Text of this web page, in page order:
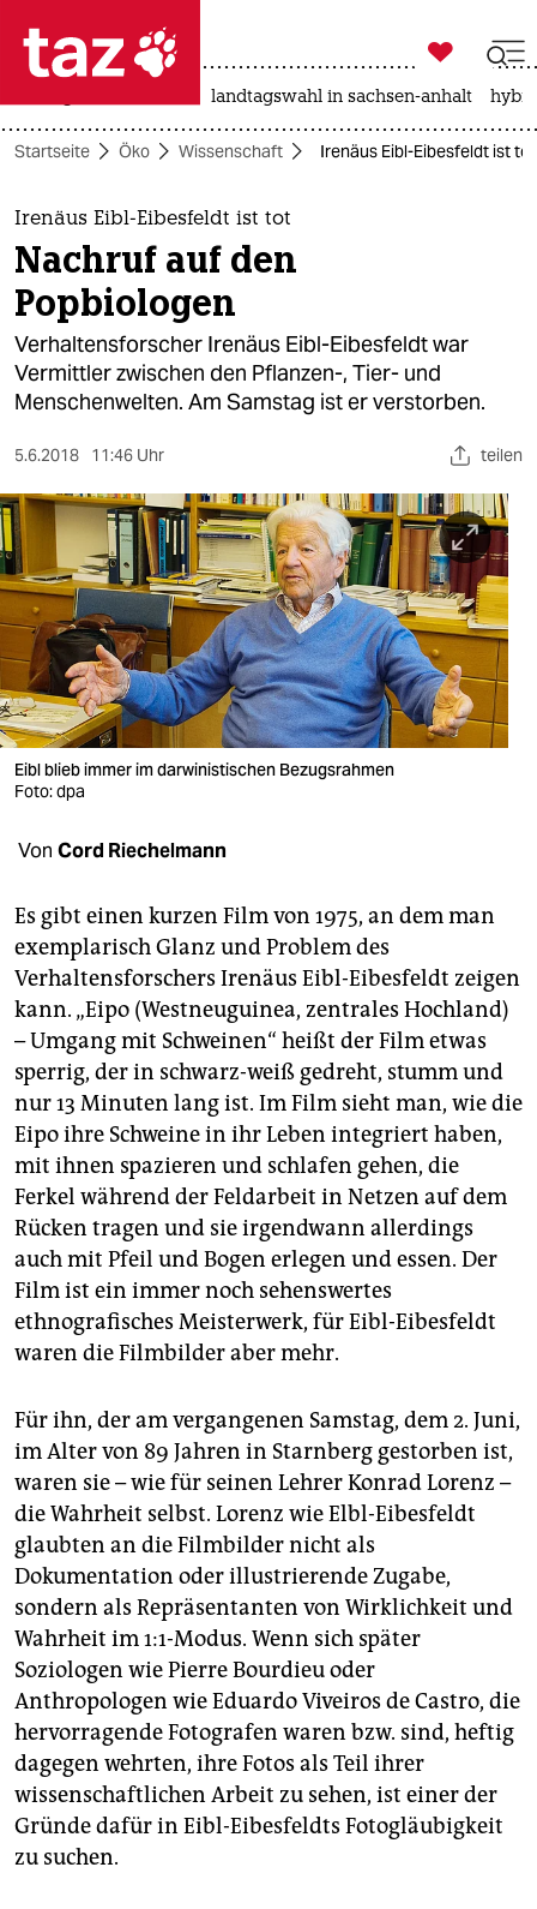
 taz zahl ich
taz zahl ich
themen
politik
öko
gesellschaft
sport
berlin
nord
wahrheit
verlag
verlag
veranstaltungen
shop
unterstützen
abo
genossenschaft
epaper login

taz zahl ich
landtagswahl in sachsen-anhalt
Startseite Öko Wissenschaft Irenäus Eibl-Eibesfeldt ist
Irenäus Eibl-Eibesfeldt ist tot
Nachruf auf den
Popbiologen
Verhaltensforscher Irenäus Eibl-Eibesfeldt war
Vermittler zwischen den Pflanzen-, Tier- und
Menschenwelten. Am Samstag ist er verstorben.
5.6.2018 11:46 Uhr teilen
Eibl blieb immer im darwinistischen Bezugsrahmen
Foto: dpa
Von Cord Riechelmann
Es gibt einen kurzen Film von 1975, an dem man
exemplarisch Glanz und Problem des
Verhaltensforschers Irenäus Eibl-Eibesfeldt zeigen
kann. „Eipo (Westneuguinea, zentrales Hochland)
– Umgang mit Schweinen“ heißt der Film etwas
sperrig, der in schwarz-weiß gedreht, stumm und
nur 13 Minuten lang ist. Im Film sieht man, wie die
Eipo ihre Schweine in ihr Leben integriert haben,
mit ihnen spazieren und schlafen gehen, die
Ferkel während der Feldarbeit in Netzen auf dem
Rücken tragen und sie irgendwann allerdings
auch mit Pfeil und Bogen erlegen und essen. Der
Film ist ein immer noch sehenswertes
ethnografisches Meisterwerk, für Eibl-Eibesfeldt
waren die Filmbilder aber mehr.
Für ihn, der am vergangenen Samstag, dem 2. Juni,
im Alter von 89 Jahren in Starnberg gestorben ist,
waren sie – wie für seinen Lehrer Konrad Lorenz –
die Wahrheit selbst. Lorenz wie Elbl-Eibesfeldt
glaubten an die Filmbilder nicht als
Dokumentation oder illustrierende Zugabe,
sondern als Repräsentanten von Wirklichkeit und
Wahrheit im 1:1-Modus. Wenn sich später
Soziologen wie Pierre Bourdieu oder
Anthropologen wie Eduardo Viveiros de Castro, die
hervorragende Fotografen waren bzw. sind, heftig
dagegen wehrten, ihre Fotos als Teil ihrer
wissenschaftlichen Arbeit zu sehen, ist einer der
Gründe dafür in Eibl-Eibesfeldts Fotogläubigkeit
zu suchen.